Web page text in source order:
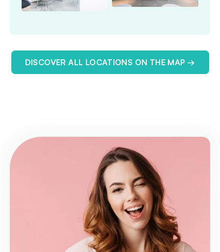
DISCOVER ALL LOCATIONS ON THE MAP →